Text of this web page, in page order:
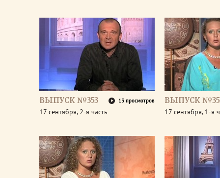
ВЫПУСК №353 13 просмотров
17 сентября, 2-я часть
ВЫПУСК
17 сентября, 1-я